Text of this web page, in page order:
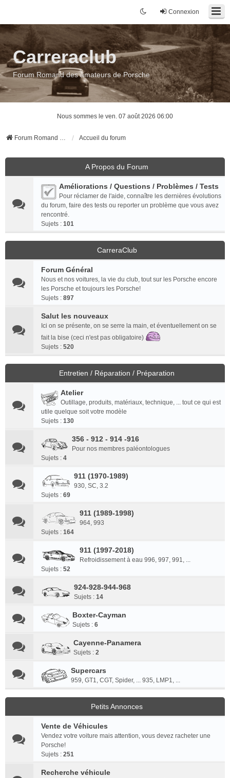
Connexion
Carreraclub
Forum Romand des amateurs de Porsche
Nous sommes le ven. 07 août 2026 06:00
Forum Romand des amateurs de Porsche Accueil du forum
A Propos du Forum
Améliorations / Questions / Problèmes / Tests
Pour réclamer de l'aide, connaître les dernières évolutions
du forum, faire des tests ou reporter un problème que vous avez
rencontré.
Sujets : 101
CarreraClub
Forum Général
Nous et nos voitures, la vie du club, tout sur les Porsche encore
les Porsche et toujours les Porsche!
Sujets : 897
Salut les nouveaux
Ici on se présente, on se serre la main, et éventuellement on se
fait la bise (ceci n'est pas obligatoire)
Sujets : 520
Entretien / Réparation / Préparation
Atelier
Outillage, produits, matériaux, technique, ... tout ce qui est
utile quelque soit votre modèle
Sujets : 130
356 - 912 - 914 -916
Pour nos membres paléontologues
Sujets : 4
911 (1970-1989)
930, SC, 3.2
Sujets : 69
911 (1989-1998)
964, 993
Sujets : 164
911 (1997-2018)
Refroidissement à eau 996, 997, 991, ...
Sujets : 52
924-928-944-968
Sujets : 14
Boxter-Cayman
Sujets : 6
Cayenne-Panamera
Sujets : 2
Supercars
959, GT1, CGT, Spider, ... 935, LMP1, ...
Petits Annonces
Vente de Véhicules
Vendez votre voiture mais attention, vous devez racheter une
Porsche!
Sujets : 251
Recherche véhicule